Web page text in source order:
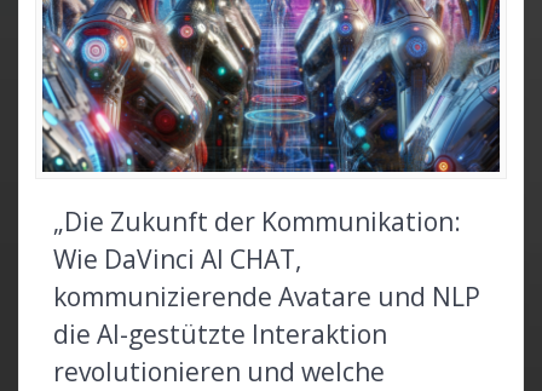
„Die Zukunft der Kommunikation:
Wie DaVinci AI CHAT,
kommunizierende Avatare und NLP
die AI-gestützte Interaktion
revolutionieren und welche